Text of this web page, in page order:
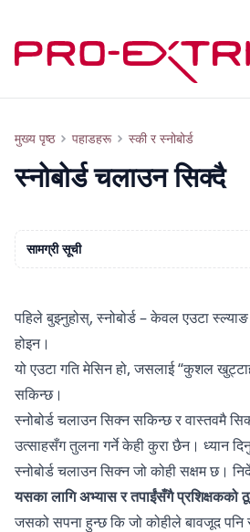
मुख्य पृष्ठ पहाडहरू स्की र स्नोबोर्ड
स्नोबोर्डको लागि शुरुआती र उन्नत: कसरी स्केटिङ गर्ने सिक्ने र स्नोबोर्डिङ शैली छनोट गर्ने
स्नोबोर्ड चलाउन सिक्दै
पहिले बुझ्नुहोस्, स्नोबोर्ड – केवल एउटा
होइन।
यो एउटा गति मेसिन हो, जसलाई “कुशल
सकिन्छ।
स्नोबोर्ड चलाउन सिक्न सकिन्छ र वास्तवमै
उत्साहसँग तुलना गर्ने केही कुरा छैन। ध्यान
स्नोबोर्ड चलाउन सिक्न जो कोही सक्षम छ।
यसका लागि अभ्यास र तपाईंसँगै
जसको सपना हुन्छ कि जो कोहीले बावजूद पनि
सामग्री सूची